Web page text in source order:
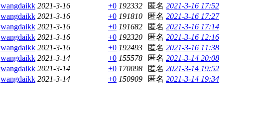
wangdaikk 2021-3-16 +0 192332 匿名 2021-3-16 17:52
wangdaikk 2021-3-16 +0 191810 匿名 2021-3-16 17:27
wangdaikk 2021-3-16 +0 191682 匿名 2021-3-16 17:14
wangdaikk 2021-3-16 +0 192320 匿名 2021-3-16 12:16
wangdaikk 2021-3-16 +0 192493 匿名 2021-3-16 11:38
wangdaikk 2021-3-14 +0 155578 匿名 2021-3-14 20:08
wangdaikk 2021-3-14 +0 170098 匿名 2021-3-14 19:52
wangdaikk 2021-3-14 +0 150909 匿名 2021-3-14 19:34